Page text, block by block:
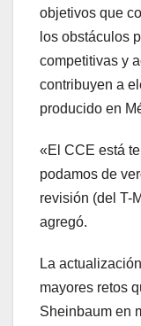
objetivos que
los obstáculos
competitivas y
contribuyen a
producido en
«El CCE está
podamos de
revisión (del T-
agregó.
La
mayores retos
Sheinbaum en